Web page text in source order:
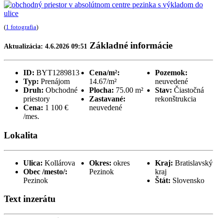
(1 fotografia)
Aktualizácia: 4.6.2026 09:51 Základné informácie
ID: BYT1289813
Typ: Prenájom
Druh:
priestory
Cena:
/mes.
Cena/m²:
14.67/m²
Plocha: 75.00 m²
Zastavané:
neuvedené
Pozemok:
neuvedené
Stav:
rekonštrukcia
Lokalita
Ulica: Kollárova
Obec /mesto/:
Pezinok
Okres:
Pezinok
Kraj:
kraj
Štát: Slovensko
Text inzerátu